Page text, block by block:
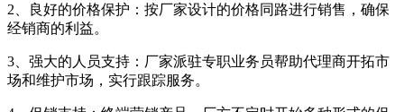
2、良好的价格保护：按厂家设计的价格同路进行销售，确保
经销商的利益。
3、强大的人员支持：厂家派驻专职业务员帮助代理商开拓市
场和维护市场，实行跟踪服务。